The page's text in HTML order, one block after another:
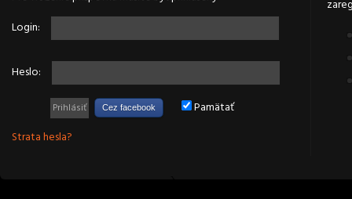
Login:
Heslo:
Cez facebook
Pamätať
Strata hesla?